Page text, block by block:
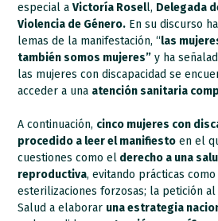
especial aVictoría Rosell, Delegada
Violencia de Género. En su discurso
lemas de la manifestación, “las
también somos mujeres” y ha
las mujeres con discapacidad se
acceder a una atención sanitaria
A continuación, cinco mujeres con
procedido a leer el manifiesto en el
cuestiones como el derecho a una
reproductiva, evitando prácticas
esterilizaciones forzosas; la petición al
Salud a elaborar una estrategia